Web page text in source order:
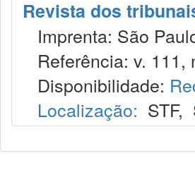
Revista dos
Imprenta: São
Referência: v. 111,
Disponibilidade:
Localização: STF,